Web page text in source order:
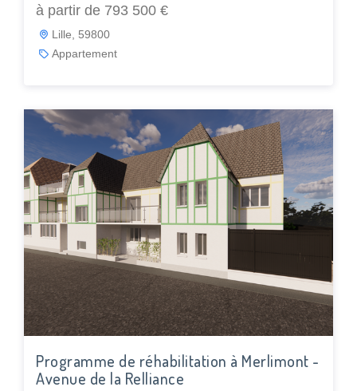
à partir de 793 500 €
Lille, 59800
Appartement
Programme de réhabilitation à Merlimont -
Avenue de la Relliance